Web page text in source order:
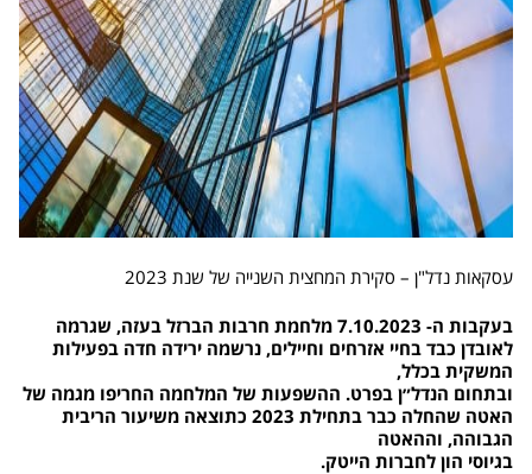
עסקאות נדל"ן – סקירת המחצית השנייה של שנת 2023
בעקבות ה- 7.10.2023 מלחמת חרבות הברזל בעזה, שגרמה
לאובדן כבד בחיי אזרחים וחיילים, נרשמה ירידה חדה בפעילות
המשקית בכלל,
ובתחום הנדל״ן בפרט. ההשפעות של המלחמה החריפו מגמה של
האטה שהחלה כבר בתחילת 2023 כתוצאה משיעור הריבית
הגבוהה, וההאטה
בגיוסי הון לחברות הייטק.